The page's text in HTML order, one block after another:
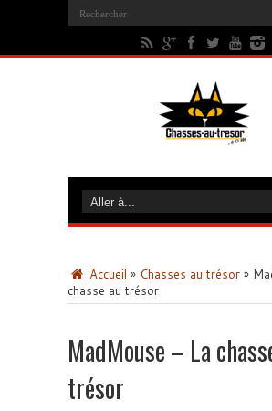
Accueil » Chasses au trésor »
chasse au trésor
MadMouse – La
trésor